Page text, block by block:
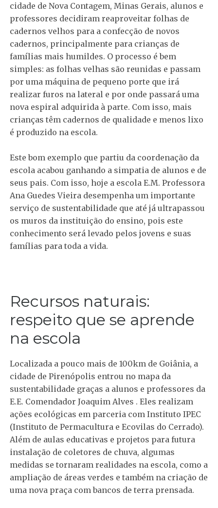
cidade de Nova Contagem, Minas Gerais, alunos e
professores decidiram reaproveitar folhas de
cadernos velhos para a confecção de novos
cadernos, principalmente para crianças de
famílias mais humildes. O processo é bem
simples: as folhas velhas são reunidas e passam
por uma máquina de pequeno porte que irá
realizar furos na lateral e por onde passará uma
nova espiral adquirida à parte. Com isso, mais
crianças têm cadernos de qualidade e menos lixo
é produzido na escola.
Este bom exemplo que partiu da coordenação da
escola acabou ganhando a simpatia de alunos e de
seus pais. Com isso, hoje a escola E.M. Professora
Ana Guedes Vieira desempenha um importante
serviço de sustentabilidade que até já ultrapassou
os muros da instituição do ensino, pois este
conhecimento será levado pelos jovens e suas
famílias para toda a vida.
Recursos naturais:
respeito que se aprende
na escola
Localizada a pouco mais de 100km de Goiânia, a
cidade de Pirenópolis entrou no mapa da
sustentabilidade graças a alunos e professores da
E.E. Comendador Joaquim Alves . Eles realizam
ações ecológicas em parceria com Instituto IPEC
(Instituto de Permacultura e Ecovilas do Cerrado).
Além de aulas educativas e projetos para futura
instalação de coletores de chuva, algumas
medidas se tornaram realidades na escola, como a
ampliação de áreas verdes e também na criação de
uma nova praça com bancos de terra prensada.